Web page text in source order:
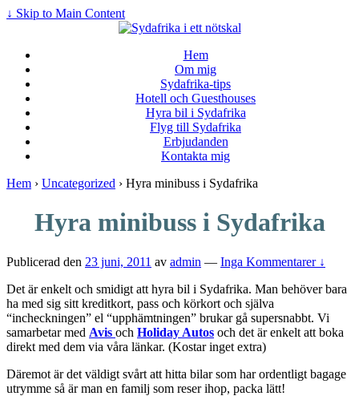
↓ Skip to Main Content
Hem
Om mig
Sydafrika-tips
Hotell och Guesthouses
Hyra bil i Sydafrika
Flyg till Sydafrika
Erbjudanden
Kontakta mig
Hem › Uncategorized › Hyra minibuss i Sydafrika
Hyra minibuss i Sydafrika
Publicerad den 23 juni, 2011 av admin — Inga Kommentarer ↓
Det är enkelt och smidigt att hyra bil i Sydafrika. Man behöver bara
ha med sig sitt kreditkort, pass och körkort och själva
“incheckningen” el “upphämtningen” brukar gå supersnabbt. Vi
samarbetar med Avis och Holiday Autos och det är enkelt att boka
direkt med dem via våra länkar. (Kostar inget extra)
Däremot är det väldigt svårt att hitta bilar som har ordentligt bagage
utrymme så är man en familj som reser ihop, packa lätt!